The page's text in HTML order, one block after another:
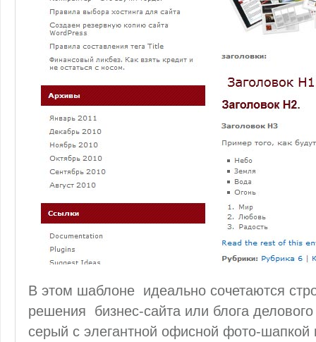
В этом шаблоне идеально сочетаются
решения бизнес-сайта или блога
серый с элегантной офисной фото-